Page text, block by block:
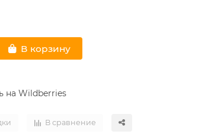
В корзину
на Wildberries
В сравнение